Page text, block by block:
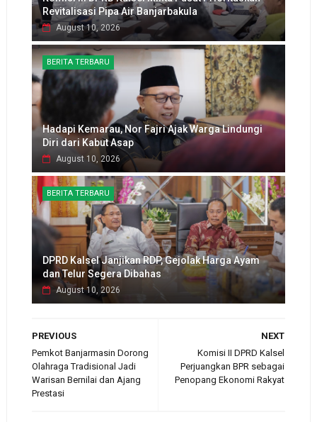
Revitalisasi Pipa Air Banjarbakula
August 10, 2026
BERITA TERBARU
Hadapi Kemarau, Nor Fajri Ajak Warga Lindungi
Diri dari Kabut Asap
August 10, 2026
BERITA TERBARU
DPRD Kalsel Janjikan RDP, Gejolak Harga Ayam
dan Telur Segera Dibahas
August 10, 2026
NEXT
Komisi II DPRD Kalsel
Perjuangkan BPR sebagai
Penopang Ekonomi Rakyat
PREVIOUS
Pemkot Banjarmasin Dorong
Olahraga Tradisional Jadi
Warisan Bernilai dan Ajang
Prestasi